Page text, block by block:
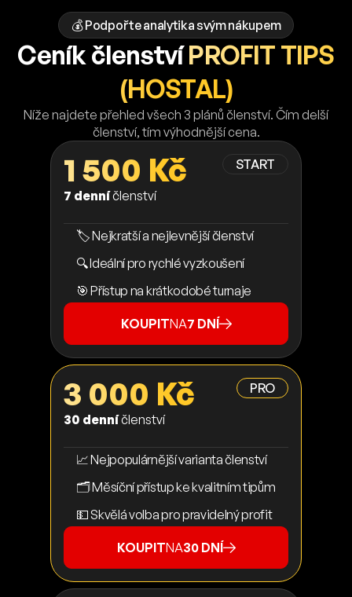
💰 Podpořte analytika svým nákupem
Ceník členstvíPROFIT TIPS
(HOSTAL)
Níže najdete přehled všech 3 plánů členství. Čím delší
členství, tím výhodnější cena.
START
1 500 Kč
7 denníčlenství
🏷️ Nejkratší a nejlevnější členství
🔍 Ideální pro rychlé vyzkoušení
🎯 Přístup na krátkodobé turnaje
KOUPITNA7 DNÍ
PRO
3 000 Kč
30 denníčlenství
📈 Nejpopulárnější varianta členství
🗂️ Měsíční přístup ke kvalitním tipům
💵 Skvělá volba pro pravidelný profit
KOUPITNA30 DNÍ